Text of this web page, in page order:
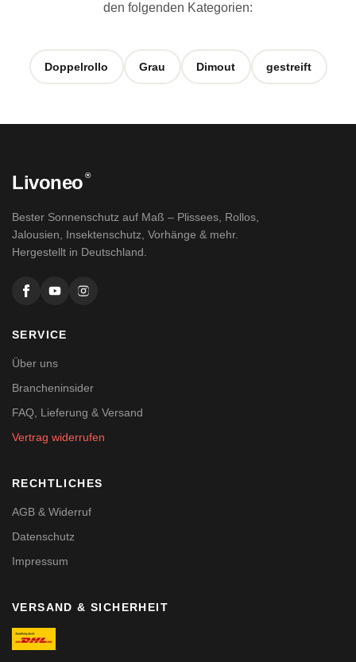
den folgenden Kategorien:
Doppelrollo Grau Dimout gestreift
Livoneo ®
Bester Sonnenschutz auf Maß – Plissees, Rollos,
Jalousien, Insektenschutz, Vorhänge & mehr.
Hergestellt in Deutschland.
SERVICE
Über uns
Brancheninsider
FAQ, Lieferung & Versand
Vertrag widerrufen
RECHTLICHES
AGB & Widerruf
Datenschutz
Impressum
VERSAND & SICHERHEIT